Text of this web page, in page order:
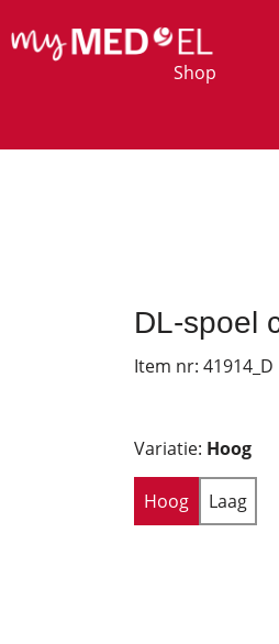
Shop
DL-spoel
Item nr: 41914_D
Variatie: Hoog
Hoog Laag